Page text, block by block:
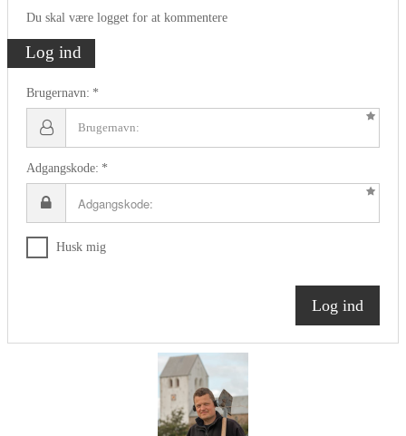
Du skal være logget for at kommentere
Log ind
Brugernavn:
Adgangskode:
Husk mig
Log ind